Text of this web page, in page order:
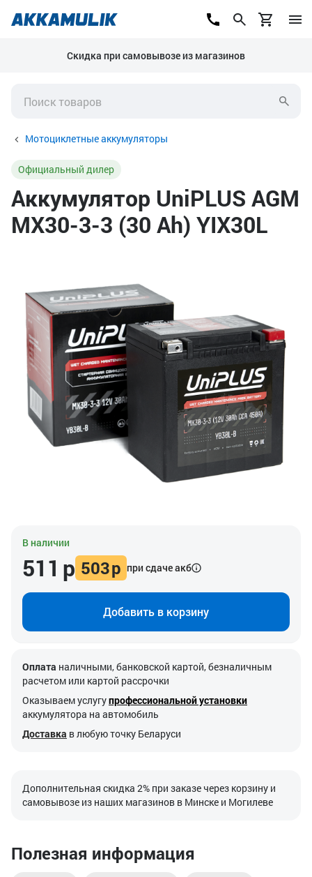
Скидка при самовывозе из магазинов
Мотоциклетные аккумуляторы
Официальный дилер
Аккумулятор UniPLUS AGM
MX30-3-3 (30 Ah) YIX30L
В наличии
511 р 503р при сдаче акб
Добавить в корзину
Оплата наличными, банковской картой, безналичным
расчетом или картой рассрочки
Оказываем услугупрофессиональной установки
аккумулятора на автомобиль
Доставка в любую точку Беларуси
Дополнительная скидка 2% при заказе через корзину и
самовывозе из наших магазинов в Минске и Могилеве
Полезная информация